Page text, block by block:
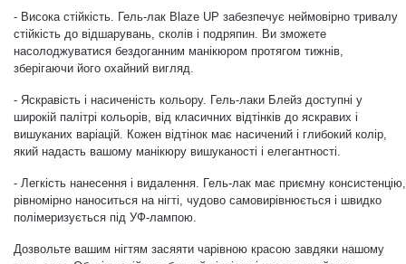
Втирки
Бульонки
Блискітки (пісок для нігтів)
Блискітки для нігтів
Меланж (цукровий ефект)
- Висока стійкість. Гель-лак Blaze UP забезпечує неймовірно тривалу
стійкість до відшарувань, сколів і подряпин. Ви зможете
насолоджуватися бездоганним манікюром протягом тижнів,
зберігаючи його охайний вигляд.
- Яскравість і насиченість кольору. Гель-лаки Блейз доступні у
широкій палітрі кольорів, від класичних відтінків до яскравих і
вишуканих варіацій. Кожен відтінок має насичений і глибокий колір,
який надасть вашому манікюру вишуканості і елегантності.
- Легкість нанесення і видалення. Гель-лак має приємну консистенцію,
рівномірно наноситься на нігті, чудово самовирівнюється і швидко
полімеризується під УФ-лампою.
Дозвольте вашим нігтям засяяти чарівною красою завдяки нашому